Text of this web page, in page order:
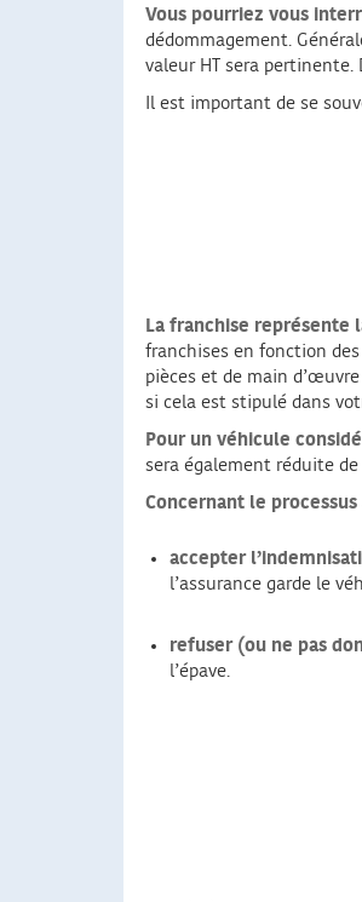
Vous pourriez vous
dédommagement.
valeur HT sera pertinente.
Il est important de se
La franchise représente
franchises en fonction
pièces et de main
si cela est stipulé dans
Pour un véhicule
sera également réduite
Concernant le
accepter
l’assurance garde le
refuser (ou ne pas
l’épave.